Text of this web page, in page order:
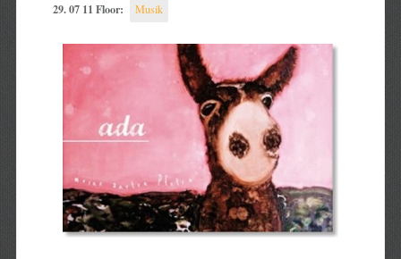
29. 07 11 Floor: Musik